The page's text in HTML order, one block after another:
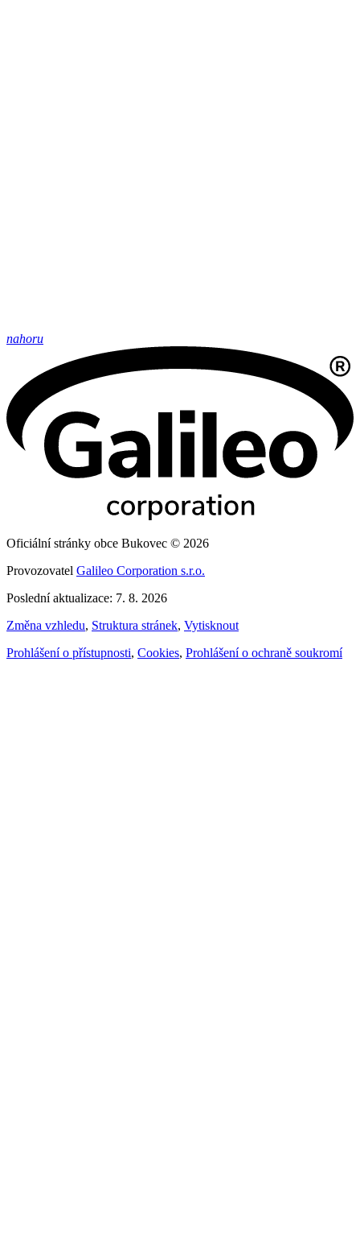
nahoru
Oficiální stránky obce Bukovec © 2026
Provozovatel Galileo Corporation s.r.o.
Poslední aktualizace: 7. 8. 2026
Změna vzhledu, Struktura stránek, Vytisknout
Prohlášení o přístupnosti, Cookies, Prohlášení o ochraně soukromí